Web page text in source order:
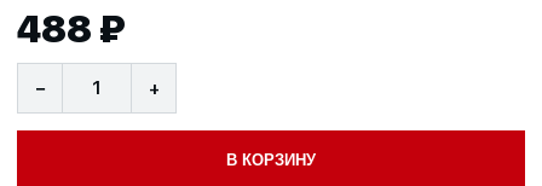
488 ₽
− +
В КОРЗИНУ